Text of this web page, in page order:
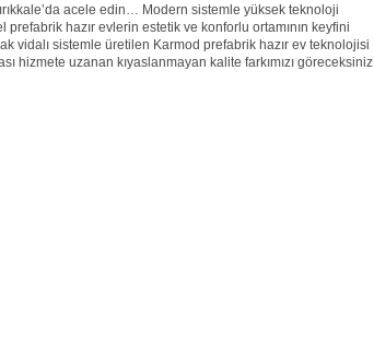
acele edin… Modern sistemle yüksek teknoloji
hazır evlerin estetik ve konforlu ortamının keyfini
vidalı sistemle üretilen Karmod prefabrik hazır ev teknolojisi
hizmete uzanan kıyaslanmayan kalite farkımızı göreceksiniz.